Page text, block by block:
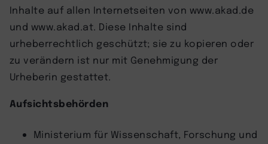
Inhalte auf allen Internetseiten von www.akad.de
und www.akad.at. Diese Inhalte sind
urheberrechtlich geschützt; sie zu kopieren oder
zu verändern ist nur mit Genehmigung der
Urheberin gestattet.
Aufsichtsbehörden
Ministerium für Wissenschaft, Forschung und